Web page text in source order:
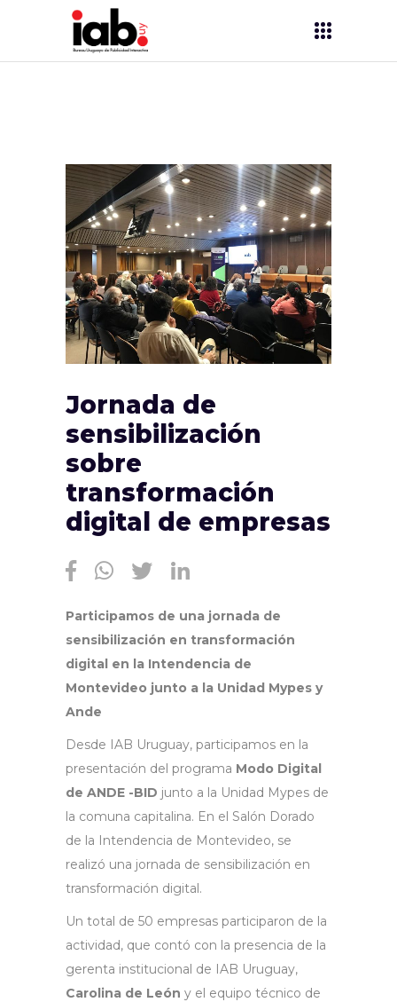
Jornada de
sensibilización
sobre
transformación
digital de empresas
Participamos de una jornada de
sensibilización en transformación
digital en la Intendencia de
Montevideo junto a la Unidad Mypes y
Ande
Desde IAB Uruguay, participamos en la
presentación del programa Modo Digital
de ANDE -BID junto a la Unidad Mypes de
la comuna capitalina. En el Salón Dorado
de la Intendencia de Montevideo, se
realizó una jornada de sensibilización en
transformación digital.
Un total de 50 empresas participaron de la
actividad, que contó con la presencia de la
gerenta institucional de IAB Uruguay,
Carolina de León y el equipo técnico de